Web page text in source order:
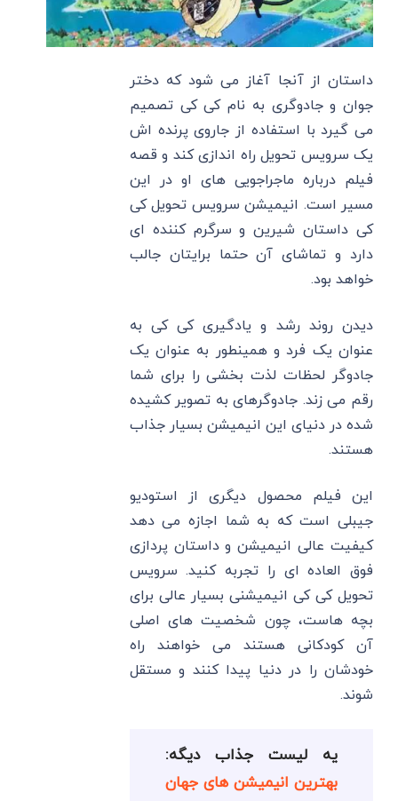
داستان از آنجا آغاز می شود که دختر
جوان و جادوگری به نام کی کی تصمیم
می گیرد با استفاده از جاروی پرنده اش
یک سرویس تحویل راه اندازی کند و قصه
فیلم درباره ماجراجویی های او در این
مسیر است. انیمیشن سرویس تحویل کی
کی داستان شیرین و سرگرم کننده ای
دارد و تماشای آن حتما برایتان جالب
خواهد بود.
دیدن روند رشد و یادگیری کی کی به
عنوان یک فرد و همینطور به عنوان یک
جادوگر لحظات لذت بخشی را برای شما
رقم می زند. جادوگرهای به تصویر کشیده
شده در دنیای این انیمیشن بسیار جذاب
هستند.
این فیلم محصول دیگری از استودیو
جیبلی است که به شما اجازه می دهد
کیفیت عالی انیمیشن و داستان پردازی
فوق العاده ای را تجربه کنید. سرویس
تحویل کی کی انیمیشنی بسیار عالی برای
بچه هاست، چون شخصیت های اصلی
آن کودکانی هستند می خواهند راه
خودشان را در دنیا پیدا کنند و مستقل
شوند.
یه لیست جذاب دیگه:
بهترین انیمیشن های جهان